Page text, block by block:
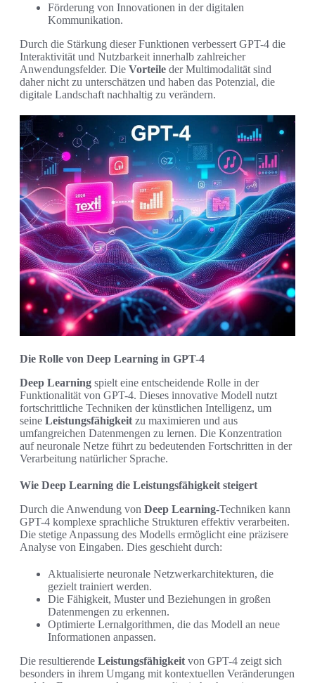
Förderung von Innovationen in der digitalen
Kommunikation.
Durch die Stärkung dieser Funktionen verbessert GPT-4 die
Interaktivität und Nutzbarkeit innerhalb zahlreicher
Anwendungsfelder. Die Vorteile der Multimodalität sind
daher nicht zu unterschätzen und haben das Potenzial, die
digitale Landschaft nachhaltig zu verändern.
Die Rolle von Deep Learning in GPT-4
Deep Learning spielt eine entscheidende Rolle in der
Funktionalität von GPT-4. Dieses innovative Modell nutzt
fortschrittliche Techniken der künstlichen Intelligenz, um
seine Leistungsfähigkeit zu maximieren und aus
umfangreichen Datenmengen zu lernen. Die Konzentration
auf neuronale Netze führt zu bedeutenden Fortschritten in der
Verarbeitung natürlicher Sprache.
Wie Deep Learning die Leistungsfähigkeit steigert
Durch die Anwendung von Deep Learning-Techniken kann
GPT-4 komplexe sprachliche Strukturen effektiv verarbeiten.
Die stetige Anpassung des Modells ermöglicht eine präzisere
Analyse von Eingaben. Dies geschieht durch:
Aktualisierte neuronale Netzwerkarchitekturen, die
gezielt trainiert werden.
Die Fähigkeit, Muster und Beziehungen in großen
Datenmengen zu erkennen.
Optimierte Lernalgorithmen, die das Modell an neue
Informationen anpassen.
Die resultierende Leistungsfähigkeit von GPT-4 zeigt sich
besonders in ihrem Umgang mit kontextuellen Veränderungen